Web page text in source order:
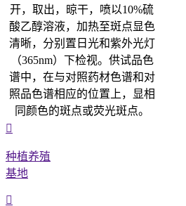
开，取出，晾干，喷以10%硫
酸乙醇溶液，加热至斑点显色
清晰，分别置日光和紫外光灯
（365nm）下检视。供试品色
谱中，在与对照药材色谱和对
照品色谱相应的位置上，显相
同颜色的斑点或荧光斑点。
种植养殖
基地